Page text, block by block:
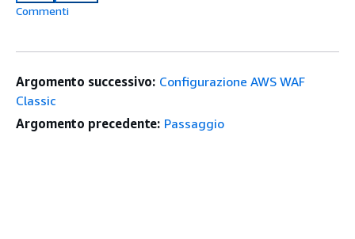
Commenti
Argomento successivo: Configurazione AWS WAF
Classic
Argomento precedente: Passaggio